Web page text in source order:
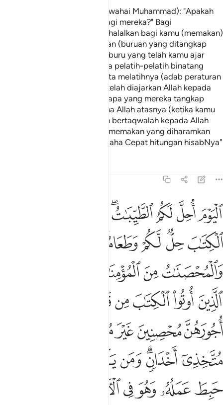
Mereka bertanya kepadamu (wahai Muhammad): "Apakah
(makanan) yang dihalalkan bagi mereka?" Bagi
menjawabnya katakanlah: "Dihalalkan bagi kamu (memakan)
yang lazat-lazat serta baik, dan (buruan yang ditangkap
oleh) binatang-binatang pemburu yang telah kamu ajar
(untuk berburu) mengikut cara pelatih-pelatih binatang
pemburu. Kamu mengajar serta melatihnya (adab peraturan
berburu) sebagaimana yang telah diajarkan Allah kepada
kamu. Oleh itu makanlah dari apa yang mereka tangkap
untuk kamu dan sebutlah nama Allah atasnya (ketika kamu
melepaskannya berburu); dan bertaqwalah kepada Allah
(dengan memelihara diri dari memakan yang diharamkan
Allah); Sesungguhnya Allah Maha Cepat hitungan hisabNya"
اليوم احل لكم الطيبات وطعام الذين اوتوا الكتاب حل لكم
ٱلْيَوْمَ أُحِلَّ لَكُمُ ٱلطَّيِّبَـٰتُ ۖ وَطَعَامُ ٱلَّذِينَ أُوتُوا۟ ٱلْكِتَـٰبَ
ﲧﲨﲩﲪﲫ
ﲯﲰﲱﲲ
ﲶﲷﲸ
ﲻﲼﲽﲾﲿ
ﳂﳃﳄﳅ
ﳇﳈﳉﳊﳋ
ﳎﳏﳐﳑﳒ